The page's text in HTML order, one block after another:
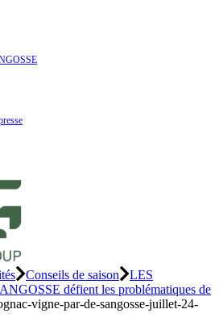
Conseils de saison
LES
défient les problématiques de
vigne-par-de-sangosse-juillet-24-